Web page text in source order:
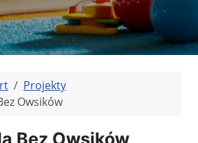
Projekty
Owsików